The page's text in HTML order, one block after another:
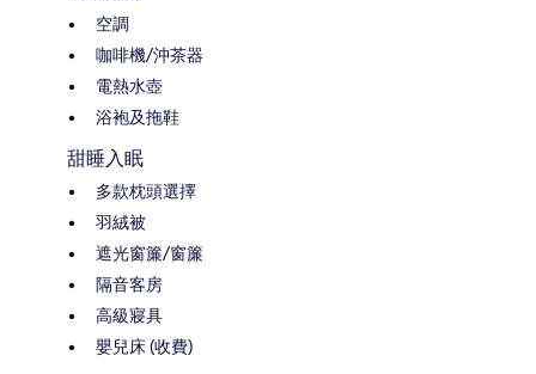
空調
咖啡機/沖茶器
電熱水壺
浴袍及拖鞋
甜睡入眠
多款枕頭選擇
羽絨被
遮光窗簾/窗簾
隔音客房
高級寢具
嬰兒床 (收費)